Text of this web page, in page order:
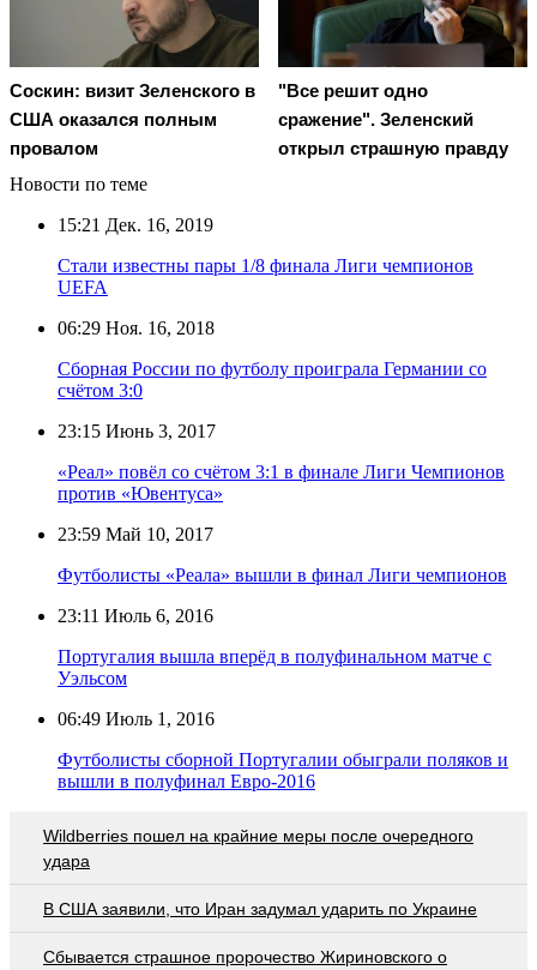
Соскин: визит Зеленского в
США оказался полным
провалом
"Все решит одно
сражение". Зеленский
открыл страшную правду
Новости по теме
15:21 Дек. 16, 2019
Стали известны пары 1/8 финала Лиги чемпионов
UEFA
06:29 Ноя. 16, 2018
Сборная России по футболу проиграла Германии со
счётом 3:0
23:15 Июнь 3, 2017
«Реал» повёл со счётом 3:1 в финале Лиги Чемпионов
против «Ювентуса»
23:59 Май 10, 2017
Футболисты «Реала» вышли в финал Лиги чемпионов
23:11 Июль 6, 2016
Португалия вышла вперёд в полуфинальном матче с
Уэльсом
06:49 Июль 1, 2016
Футболисты сборной Португалии обыграли поляков и
вышли в полуфинал Евро-2016
Wildberries пошел на крайние меры после очередного
удара
В США заявили, что Иран задумал ударить по Украине
Сбывается страшное пророчество Жириновского о